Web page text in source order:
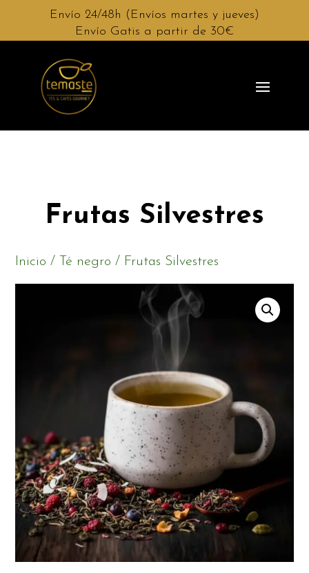
Envío 24/48h (Envíos martes y jueves)
Envío Gatis a partir de 30€
Frutas Silvestres
Inicio / Té negro / Frutas Silvestres